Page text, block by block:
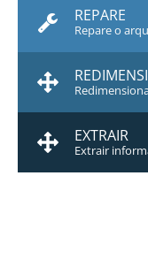
REPARE
Repare o
EXTRAIR
Extrair